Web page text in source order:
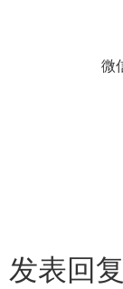
微
发表回复